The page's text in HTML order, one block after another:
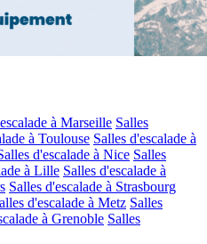
à Marseille Salles
à Toulouse Salles d'escalade à
d'escalade à Nice Salles
à Lille Salles d'escalade à
Salles d'escalade à Strasbourg
d'escalade à Metz Salles
à Grenoble Salles